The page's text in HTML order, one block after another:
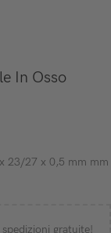
In Osso
23/27 x 0,5 mm mm
gratuite!